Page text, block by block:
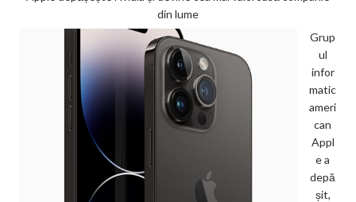
din lume
Grup
ul
infor
matic
ameri
can
Appl
e a
depă
șit,